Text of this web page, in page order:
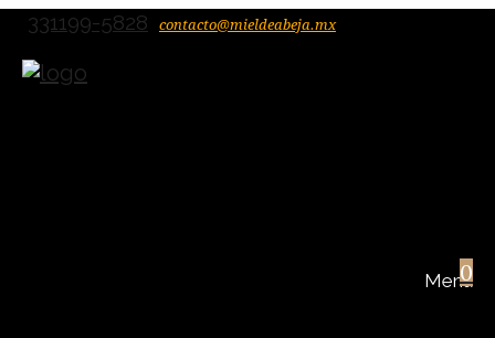
331199-5828 contacto@mieldeabeja.mx
0